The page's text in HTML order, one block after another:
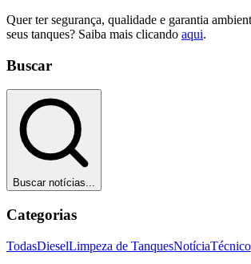
Quer ter segurança, qualidade e garantia
seus tanques? Saiba mais clicando aqui.
Buscar
Buscar notícias...
Categorias
TodasDieselLimpeza de TanquesNotíciaTécnico